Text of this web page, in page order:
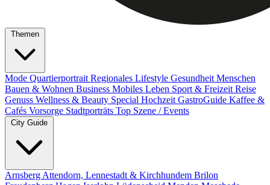
Themen
Mode Quartierportrait Regionales Lifestyle Gesundheit Menschen
Bauen & Wohnen Business Mobiles Leben Sport & Freizeit Reise
Genuss Wellness & Beauty Special Hochzeit GastroGuide Kaffee &
Cafés Vorsorge Stadtporträts Top Szene / Events
City Guide
Arnsberg Attendorn, Lennestadt & Kirchhundem Brilon